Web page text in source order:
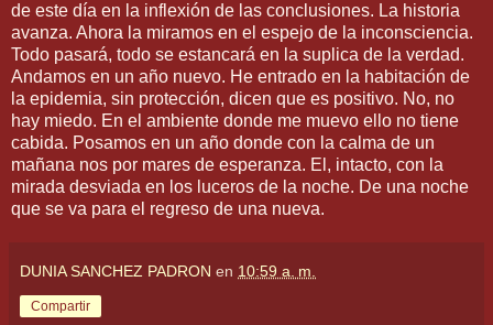
de este día en la inflexión de las conclusiones. La historia
avanza. Ahora la miramos en el espejo de la inconsciencia.
Todo pasará, todo se estancará en la suplica de la verdad.
Andamos en un año nuevo. He entrado en la habitación de
la epidemia, sin protección, dicen que es positivo. No, no
hay miedo. En el ambiente donde me muevo ello no tiene
cabida. Posamos en un año donde con la calma de un
mañana nos por mares de esperanza. El, intacto, con la
mirada desviada en los luceros de la noche. De una noche
que se va para el regreso de una nueva.
DUNIA SANCHEZ PADRON en 10:59 a. m.
Compartir